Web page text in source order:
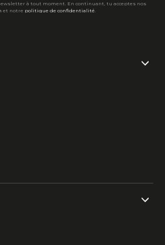
à tout moment. En continuant, tu acceptes nos
et notre politique de confidentialité.